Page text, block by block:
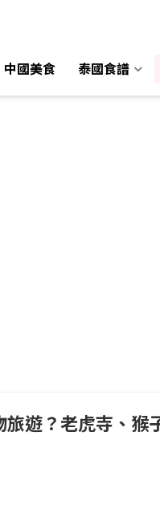
中國美食 泰國食譜
中國美食 泰國食譜
遊？老虎寺、猴